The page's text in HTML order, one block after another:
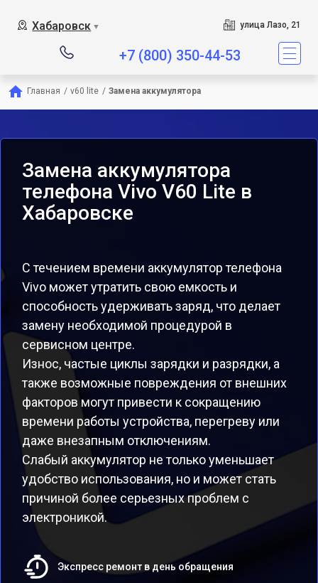
Хабаровск ▼ улица Лазо, 21
+7 (800) 350-44-53
Главная / v60 lite / Замена аккумулятора
Замена аккумулятора
телефона Vivo V60 Lite в
Хабаровске
С течением времени аккумулятор телефона
Vivo может утратить свою емкость и
способность удерживать заряд, что делает
замену необходимой процедурой в
сервисном центре.
Износ, частые циклы зарядки и разрядки, а
также возможные повреждения от внешних
факторов могут привести к сокращению
времени работы устройства, перегреву или
даже внезапным отключениям.
Слабый аккумулятор не только уменьшает
удобство использования, но и может стать
причиной более серьезных проблем с
электроникой.
Экспресс ремонт в день обращения